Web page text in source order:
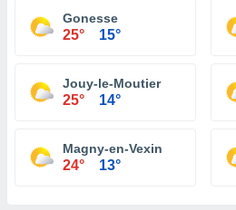
Gonesse
25° 15°
Jouy-le-Moutier
25° 14°
Magny-en-Vexin
24° 13°